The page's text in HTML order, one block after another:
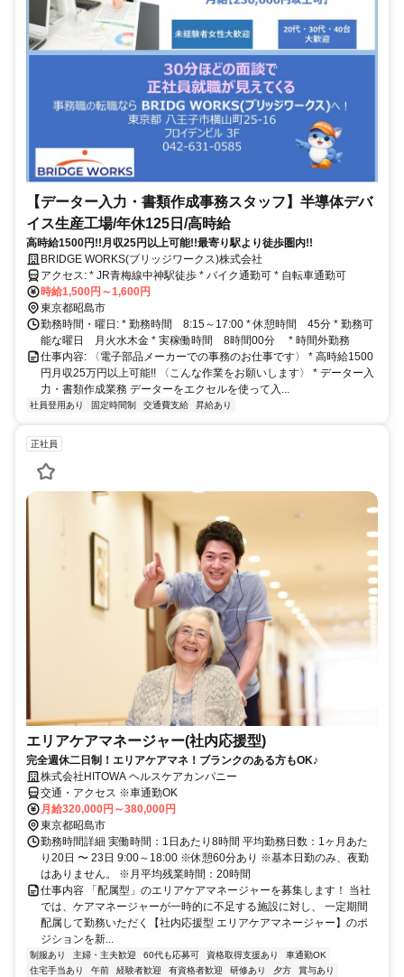
【データー入力・書類作成事務スタッフ】半導体デバ
イス生産工場/年休125日/高時給
高時給1500円!!月収25円以上可能!!最寄り駅より徒歩圏内!!
BRIDGE WORKS(ブリッジワークス)株式会社
アクセス: * JR青梅線中神駅徒歩 * バイク通勤可 * 自転車通勤可
時給1,500円～1,600円
東京都昭島市
勤務時間・曜日: * 勤務時間 8:15～17:00 * 休憩時間 45分 * 勤務可
能な曜日 月火水木金 * 実稼働時間 8時間00分 * 時間外勤務
仕事内容: 〈電子部品メーカーでの事務のお仕事です〉 * 高時給1500
円月収25万円以上可能!! 〈こんな作業をお願いします〉 * データー入
力・書類作成業務 データーをエクセルを使って入...
社員登用あり 固定時間制 交通費支給 昇給あり
正社員
エリアケアマネージャー(社内応援型)
完全週休二日制！エリアケアマネ！ブランクのある方もOK♪
株式会社HITOWA ヘルスケアカンパニー
交通・アクセス ※車通勤OK
月給320,000円～380,000円
東京都昭島市
勤務時間詳細 実働時間：1日あたり8時間 平均勤務日数：1ヶ月あた
り20日 〜 23日 9:00～18:00 ※休憩60分あり ※基本日勤のみ、夜勤
はありません。 ※月平均残業時間：20時間
仕事内容 「配属型」のエリアケアマネージャーを募集します！ 当社
では、ケアマネージャーが一時的に不足する施設に対し、 一定期間
配属して勤務いただく【社内応援型 エリアケアマネージャー】のポ
ジションを新...
制服あり 主婦・主夫歓迎 60代も応募可 資格取得支援あり
車通勤OK
住宅手当あり
午前 経験者歓迎 有資格者歓迎 研修あり 夕方
賞与あり